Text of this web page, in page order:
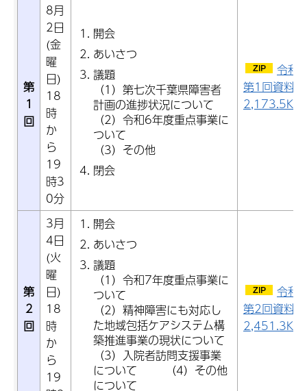
第
1
回
8月
2日
(金
曜
日)
18
時
か
ら
19
時3
0分
開会
あいさつ
議題
（1）第七次千葉県障害者
計画の進捗状況について
（2）令和6年度重点事業に
ついて
（3）その他
閉会
令和
第1回資料
2,173.5KB
第
2
回
3月
4日
(火
曜
日)
18
時
か
ら
19
開会
あいさつ
議題
（1）令和7年度重点事業に
ついて
（2）精神障害にも対応し
た地域包括ケアシステム構
築推進事業の現状について
（3）入院者訪問支援事業
について （4）その他
について
令和
第2回資料
2,451.3KB